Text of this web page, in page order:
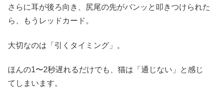
さらに耳が後ろ向き、尻尾の先がバンッと叩きつけられた
ら、もうレッドカード。
大切なのは「引くタイミング」。
ほんの1〜2秒遅れるだけでも、猫は「通じない」と感じ
てしまいます。